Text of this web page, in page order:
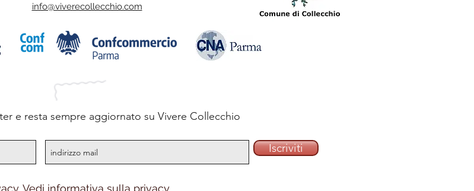
info@viverecollecchio.com
e resta sempre aggiornato su Vivere Collecchio
Iscriviti
Vedi informativa sulla privacy